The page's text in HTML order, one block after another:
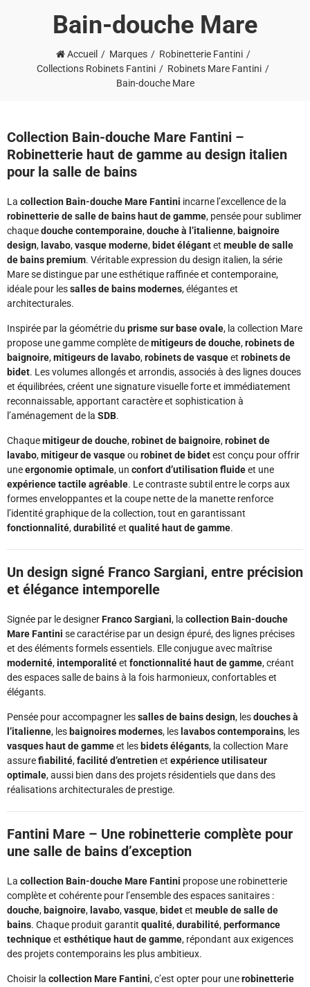
Bain-douche Mare
Accueil Marques
Robinetterie Fantini
Collections Robinets Fantini
Robinets Mare Fantini
Bain-douche Mare
Collection Bain-douche Mare Fantini –
Robinetterie haut de gamme au design italien
pour la salle de bains
La collection Bain-douche Mare Fantini incarne l’excellence de la
robinetterie de salle de bains haut de gamme, pensée pour sublimer
chaquedouche contemporaine,douche à l’italienne, baignoire
design, lavabo,vasque moderne, bidet élégantet meuble de salle
de bains premium. Véritable expression du design italien, la série
Mare se distingue par une esthétique raffinée et contemporaine,
idéale pour lessalles de bains modernes, élégantes et
architecturales.
Inspirée par la géométrie du prisme sur base ovale, la collection Mare
propose une gamme complète demitigeurs de douche,robinets de
baignoire,mitigeurs de lavabo,robinets de vasqueet robinets de
bidet. Les volumes allongés et arrondis, associés à des lignes douces
et équilibrées, créent une signature visuelle forte et immédiatement
reconnaissable, apportant caractère et sophistication à
l’aménagement de la SDB.
Chaquemitigeur de douche,robinet de baignoire,robinet de
lavabo,mitigeur de vasqueou robinet de bidetest conçu pour offrir
uneergonomie optimale, un confort d’utilisation fluideet une
expérience tactile agréable. Le contraste subtil entre le corps aux
formes enveloppantes et la coupe nette de la manette renforce
l’identité graphique de la collection, tout en garantissant
fonctionnalité,durabilitéet qualité haut de gamme.
Un design signé Franco Sargiani, entre précision
et élégance intemporelle
Signée par le designerFranco Sargiani, la collection Bain-douche
Mare Fantini se caractérise par un design épuré, des lignes précises
et des éléments formels essentiels. Elle conjugue avec maîtrise
modernité,intemporalitéet fonctionnalité haut de gamme, créant
des espaces salle de bains à la fois harmonieux, confortables et
élégants.
Pensée pour accompagner lessalles de bains design, lesdouches à
l’italienne, les baignoires modernes, les lavabos contemporains, les
vasques haut de gammeet les bidets élégants, la collection Mare
assurefiabilité,facilité d’entretienet expérience utilisateur
optimale, aussi bien dans des projets résidentiels que dans des
réalisations architecturales de prestige.
Fantini Mare – Une robinetterie complète pour
une salle de bains d’exception
La collection Bain-douche Mare Fantini propose une robinetterie
complète et cohérente pour l’ensemble des espaces sanitaires :
douche, baignoire, lavabo,vasque, bidetet meuble de salle de
bains. Chaque produit garantit qualité,durabilité,performance
techniqueet esthétique haut de gamme, répondant aux exigences
des projets contemporains les plus ambitieux.
Choisir la collection Mare Fantini, c’est opter pour unerobinetterie